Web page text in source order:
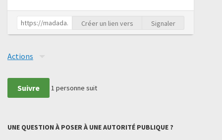
Créer un lien vers Signaler
Actions
Suivre 1 personne suit
UNE QUESTION À POSER À UNE AUTORITÉ PUBLIQUE ?